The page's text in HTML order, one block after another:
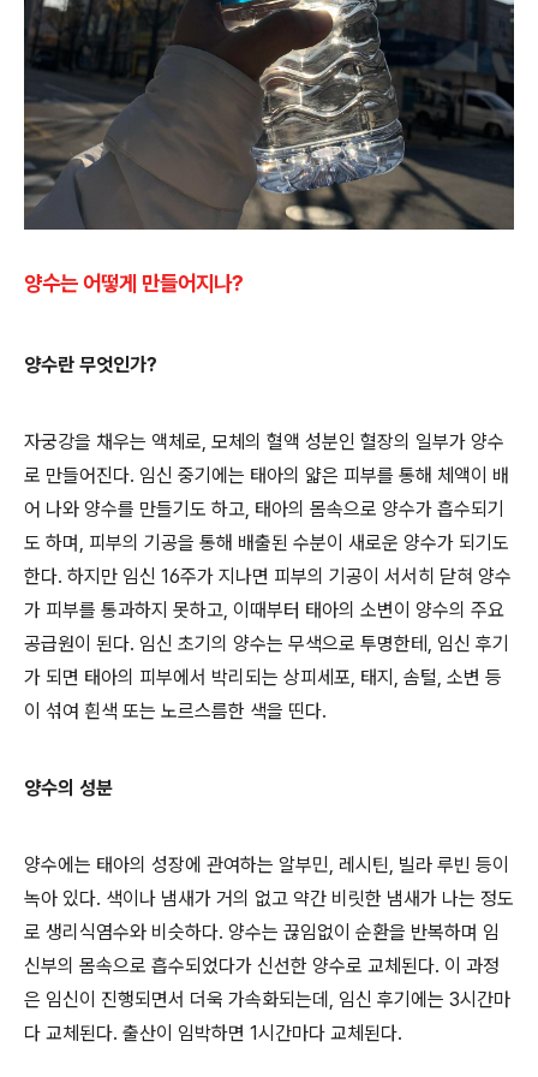
양수는 어떻게 만들어지나?
양수란 무엇인가?
자궁강을 채우는 액체로, 모체의 혈액 성분인 혈장의 일부가 양수
로 만들어진다. 임신 중기에는 태아의 얇은 피부를 통해 체액이 배
어 나와 양수를 만들기도 하고, 태아의 몸속으로 양수가 흡수되기
도 하며, 피부의 기공을 통해 배출된 수분이 새로운 양수가 되기도
한다. 하지만 임신 16주가 지나면 피부의 기공이 서서히 닫혀 양수
가 피부를 통과하지 못하고, 이때부터 태아의 소변이 양수의 주요
공급원이 된다. 임신 초기의 양수는 무색으로 투명한테, 임신 후기
가 되면 태아의 피부에서 박리되는 상피세포, 태지, 솜털, 소변 등
이 섞여 흰색 또는 노르스름한 색을 띤다.
양수의 성분
양수에는 태아의 성장에 관여하는 알부민, 레시틴, 빌라 루빈 등이
녹아 있다. 색이나 냄새가 거의 없고 약간 비릿한 냄새가 나는 정도
로 생리식염수와 비슷하다. 양수는 끊임없이 순환을 반복하며 임
신부의 몸속으로 흡수되었다가 신선한 양수로 교체된다. 이 과정
은 임신이 진행되면서 더욱 가속화되는데, 임신 후기에는 3시간마
다 교체된다. 출산이 임박하면 1시간마다 교체된다.